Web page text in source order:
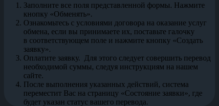
Заполните все поля представленной формы. Нажмите
кнопку «Обменять».
Ознакомьтесь с условиями договора на оказание услуг
обмена, если вы принимаете их, поставьте галочку
в соответствующем поле и нажмите кнопку «Создать
заявку».
Оплатите заявку. Для этого следует совершить перевод
необходимой суммы, следуя инструкциям на нашем
сайте.
После выполнения указанных действий, система
переместит Вас на страницу «Состояние заявки», где
будет указан статус вашего перевода.